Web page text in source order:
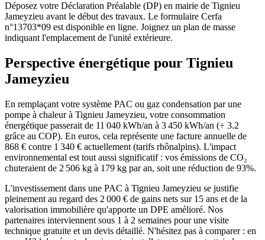
Déposez votre Déclaration Préalable (DP) en mairie de Tignieu
Jameyzieu avant le début des travaux. Le formulaire Cerfa
n°13703*09 est disponible en ligne. Joignez un plan de masse
indiquant l'emplacement de l'unité extérieure.
Perspective énergétique pour Tignieu
Jameyzieu
En remplaçant votre système PAC ou gaz condensation par une
pompe à chaleur à Tignieu Jameyzieu, votre consommation
énergétique passerait de 11 040 kWh/an à 3 450 kWh/an (÷ 3.2
grâce au COP). En euros, cela représente une facture annuelle de
868 € contre 1 340 € actuellement (tarifs rhônalpins). L'impact
environnemental est tout aussi significatif : vos émissions de CO₂
chuteraient de 2 506 kg à 179 kg par an, soit une réduction de 93%.
L'investissement dans une PAC à Tignieu Jameyzieu se justifie
pleinement au regard des 2 000 € de gains nets sur 15 ans et de la
valorisation immobilière qu'apporte un DPE amélioré. Nos
partenaires interviennent sous 1 à 2 semaines pour une visite
technique gratuite et un devis détaillé. N'hésitez pas à comparer : en